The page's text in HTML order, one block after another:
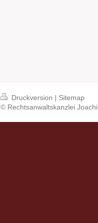
Druckversion | Sitemap
© Rechtsanwaltskanzlei